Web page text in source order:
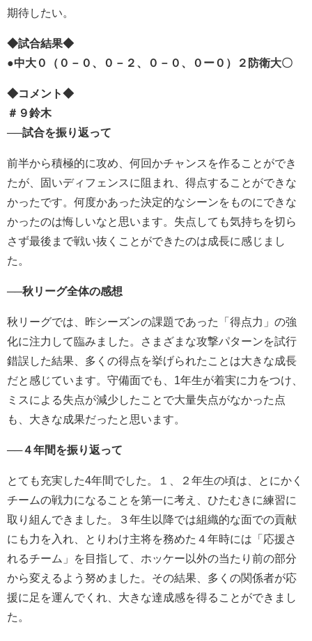
期待したい。
◆試合結果◆
●中大０（０－０、０－２、０－０、０ー０）２防衛大〇
◆コメント◆
＃９鈴木
──試合を振り返って
前半から積極的に攻め、何回かチャンスを作ることができ
たが、固いディフェンスに阻まれ、得点することができな
かったです。何度かあった決定的なシーンをものにできな
かったのは悔しいなと思います。失点しても気持ちを切ら
さず最後まで戦い抜くことができたのは成長に感じまし
た。
──秋リーグ全体の感想
秋リーグでは、昨シーズンの課題であった「得点力」の強
化に注力して臨みました。さまざまな攻撃パターンを試行
錯誤した結果、多くの得点を挙げられたことは大きな成長
だと感じています。守備面でも、1年生が着実に力をつけ、
ミスによる失点が減少したことで大量失点がなかった点
も、大きな成果だったと思います。
──４年間を振り返って
とても充実した4年間でした。１、２年生の頃は、とにかく
チームの戦力になることを第一に考え、ひたむきに練習に
取り組んできました。３年生以降では組織的な面での貢献
にも力を入れ、とりわけ主将を務めた４年時には「応援さ
れるチーム」を目指して、ホッケー以外の当たり前の部分
から変えるよう努めました。その結果、多くの関係者が応
援に足を運んでくれ、大きな達成感を得ることができまし
た。